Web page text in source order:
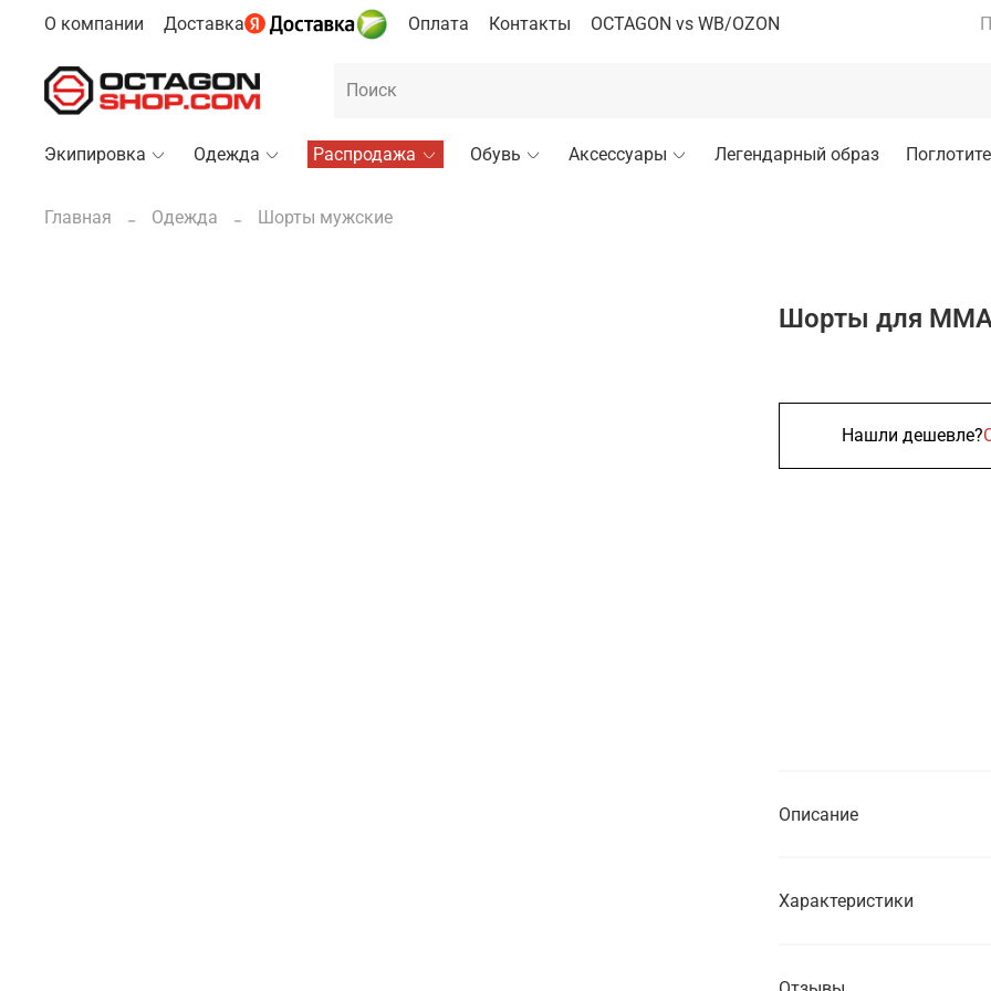
О компании Доставка Оплата Контакты OCTAGON vs WB/OZON
Экипировка Одежда Распродажа Обувь Аксессуары Легендарный образ
Главная Одежда Шорты мужские
Шорты для
Нашли дешевле?
Описание
Характеристики